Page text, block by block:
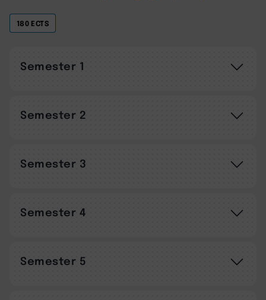
180 ECTS
Semester 1
Semester 2
Semester 3
Semester 4
Semester 5